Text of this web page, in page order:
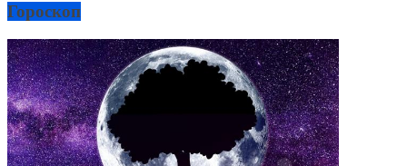
Гороскоп